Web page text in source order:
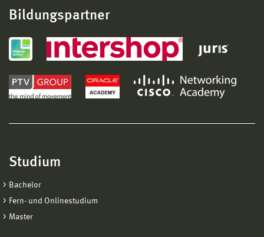
Bildungspartner
Studium
Bachelor
Fern- und Onlinestudium
Master